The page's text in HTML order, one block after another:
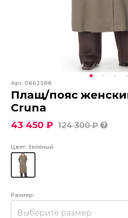
Арт.0662588
Плащ/пояс
Cruna
43 450 ₽ 124 300 ₽
Цвет: Зелёный
Размер:
Выберите размер